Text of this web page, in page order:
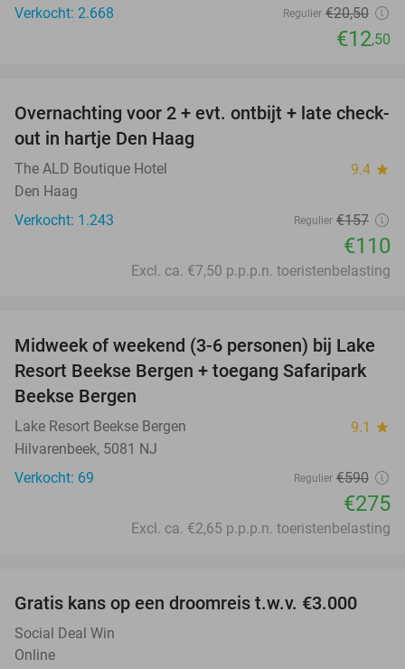
Verkocht: 2.668
Regulier €20,50
€12,50
30%
Overnachting voor 2 + evt. ontbijt + late check-
out in hartje Den Haag
The ALD Boutique Hotel 9.4 star
Den Haag
Verkocht: 1.243
Regulier €157
€110
Excl. ca. €7,50 p.p.p.n. toeristenbelasting
53%
Midweek of weekend (3-6 personen) bij Lake
Resort Beekse Bergen + toegang Safaripark
Beekse Bergen
Lake Resort Beekse Bergen 9.1 star
Hilvarenbeek, 5081 NJ
Verkocht: 69
Regulier €590
€275
Excl. ca. €2,65 p.p.p.n. toeristenbelasting
Gratis kans op een droomreis t.w.v. €3.000
Social Deal Win
Online